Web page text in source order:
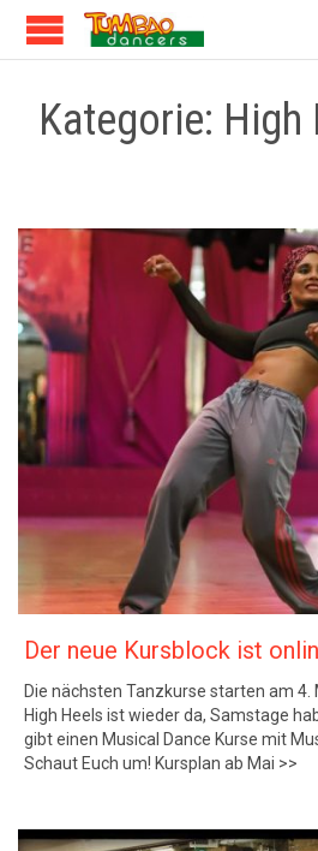
Kategorie: High
Der neue Kursblock ist
Die nächsten Tanzkurse starten am 4.
High Heels ist wieder da, Samstage
gibt einen Musical Dance Kurse mit
Schaut Euch um! Kursplan ab Mai >>